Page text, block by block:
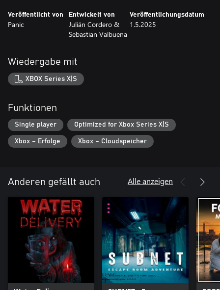
Veröffentlicht von
Panic
Entwickelt von
Julián Cordero &
Sebastian Valbuena
Veröffentlichungsdatum
1.5.2025
Wiedergabe mit
XBOX Series X|S
Funktionen
Single player Optimized for Xbox Series X|S
Xbox – Erfolge Xbox – Cloudspeicher
Anderen gefällt auch Alle anzeigen